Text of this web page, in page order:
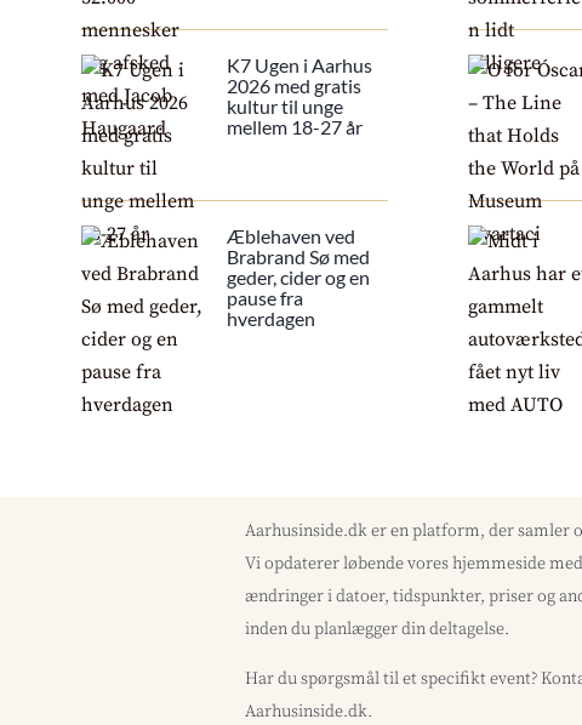
K7 Ugen i Aarhus
2026 med gratis
kultur til unge
mellem 18-27 år
Æblehaven ved
Brabrand Sø med
geder, cider og en
pause fra
hverdagen
Aarhusinside.dk er en platform, der
Vi opdaterer løbende vores hjemmeside
ændringer i datoer, tidspunkter, priser og
inden du planlægger din deltagelse.
Har du spørgsmål til et specifikt event?
Aarhusinside.dk.